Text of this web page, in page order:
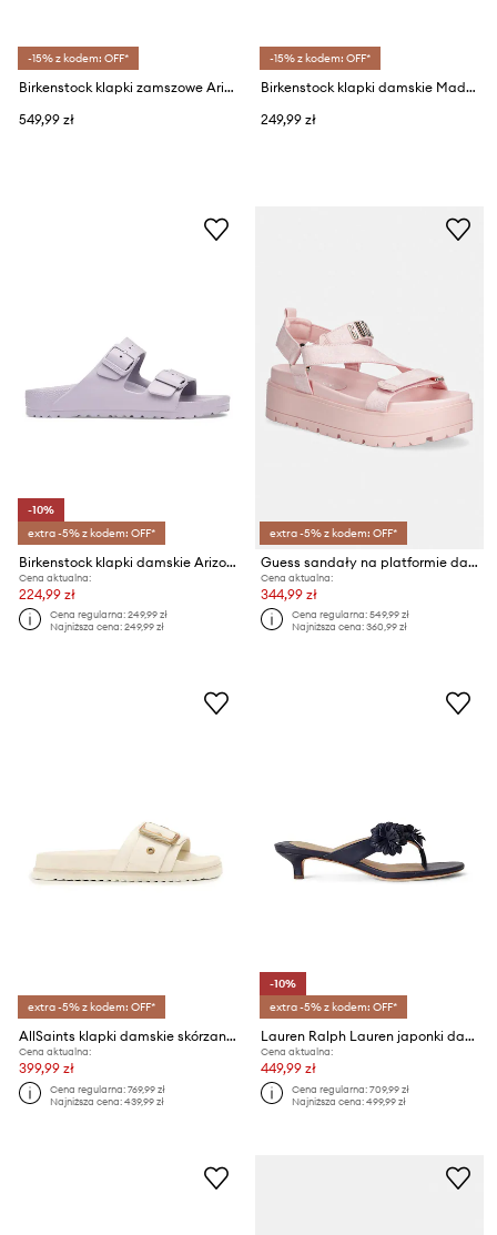
-15% z kodem: OFF*
Birkenstock klapki zamszowe Arizona Suede Leather
549,99 zł
-15% z kodem: OFF*
Birkenstock klapki damskie Madrid Big Buckle EVA
249,99 zł
-10%
extra -5% z kodem: OFF*
Birkenstock klapki damskie Arizona Essentials EVA
Cena aktualna:
224,99 zł
Cena regularna:249,99 zł
Najniższa cena:249,99 zł
extra -5% z kodem: OFF*
Guess sandały na platformie damskie FETTA
Cena aktualna:
344,99 zł
Cena regularna:549,99 zł
Najniższa cena:360,99 zł
extra -5% z kodem: OFF*
AllSaints klapki damskie skórzane Ellie Western Sandals
Cena aktualna:
399,99 zł
Cena regularna:769,99 zł
Najniższa cena:439,99 zł
-10%
extra -5% z kodem: OFF*
Lauren Ralph Lauren japonki damskie skórzane Frncsa Flwr
Cena aktualna:
449,99 zł
Cena regularna:709,99 zł
Najniższa cena:499,99 zł